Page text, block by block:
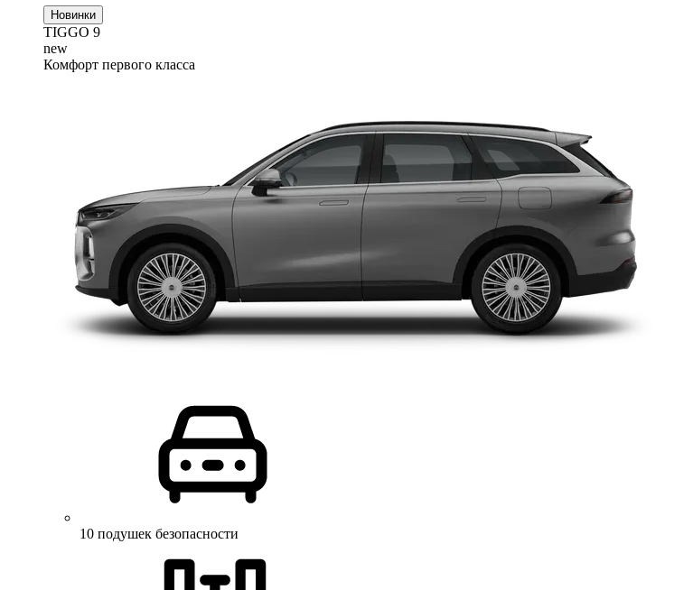
Новинки
TIGGO 9
new
Комфорт первого класса
10 подушек безопасности